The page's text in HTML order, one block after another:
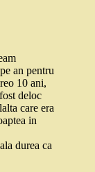
an pentru
10 ani,
deloc
care era
in
durea ca